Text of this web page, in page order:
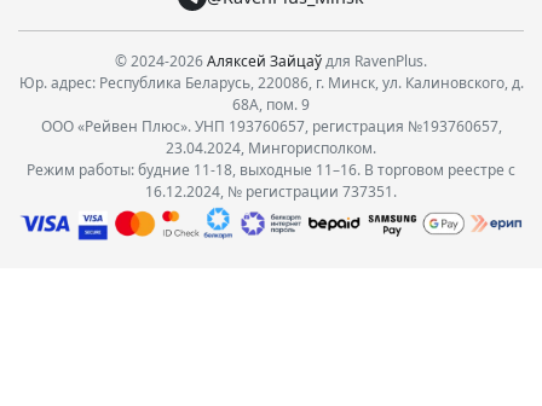
© 2024-2026Аляксей Зайцаўдля RavenPlus.
Юр. адрес: Республика Беларусь, 220086, г. Минск, ул. Калиновского, д.
68А, пом. 9
ООО «Рейвен Плюс». УНП 193760657, регистрация №193760657,
23.04.2024, Мингорисполком.
Режим работы: будние 11-18, выходные 11–16. В торговом реестре с
16.12.2024, № регистрации 737351.